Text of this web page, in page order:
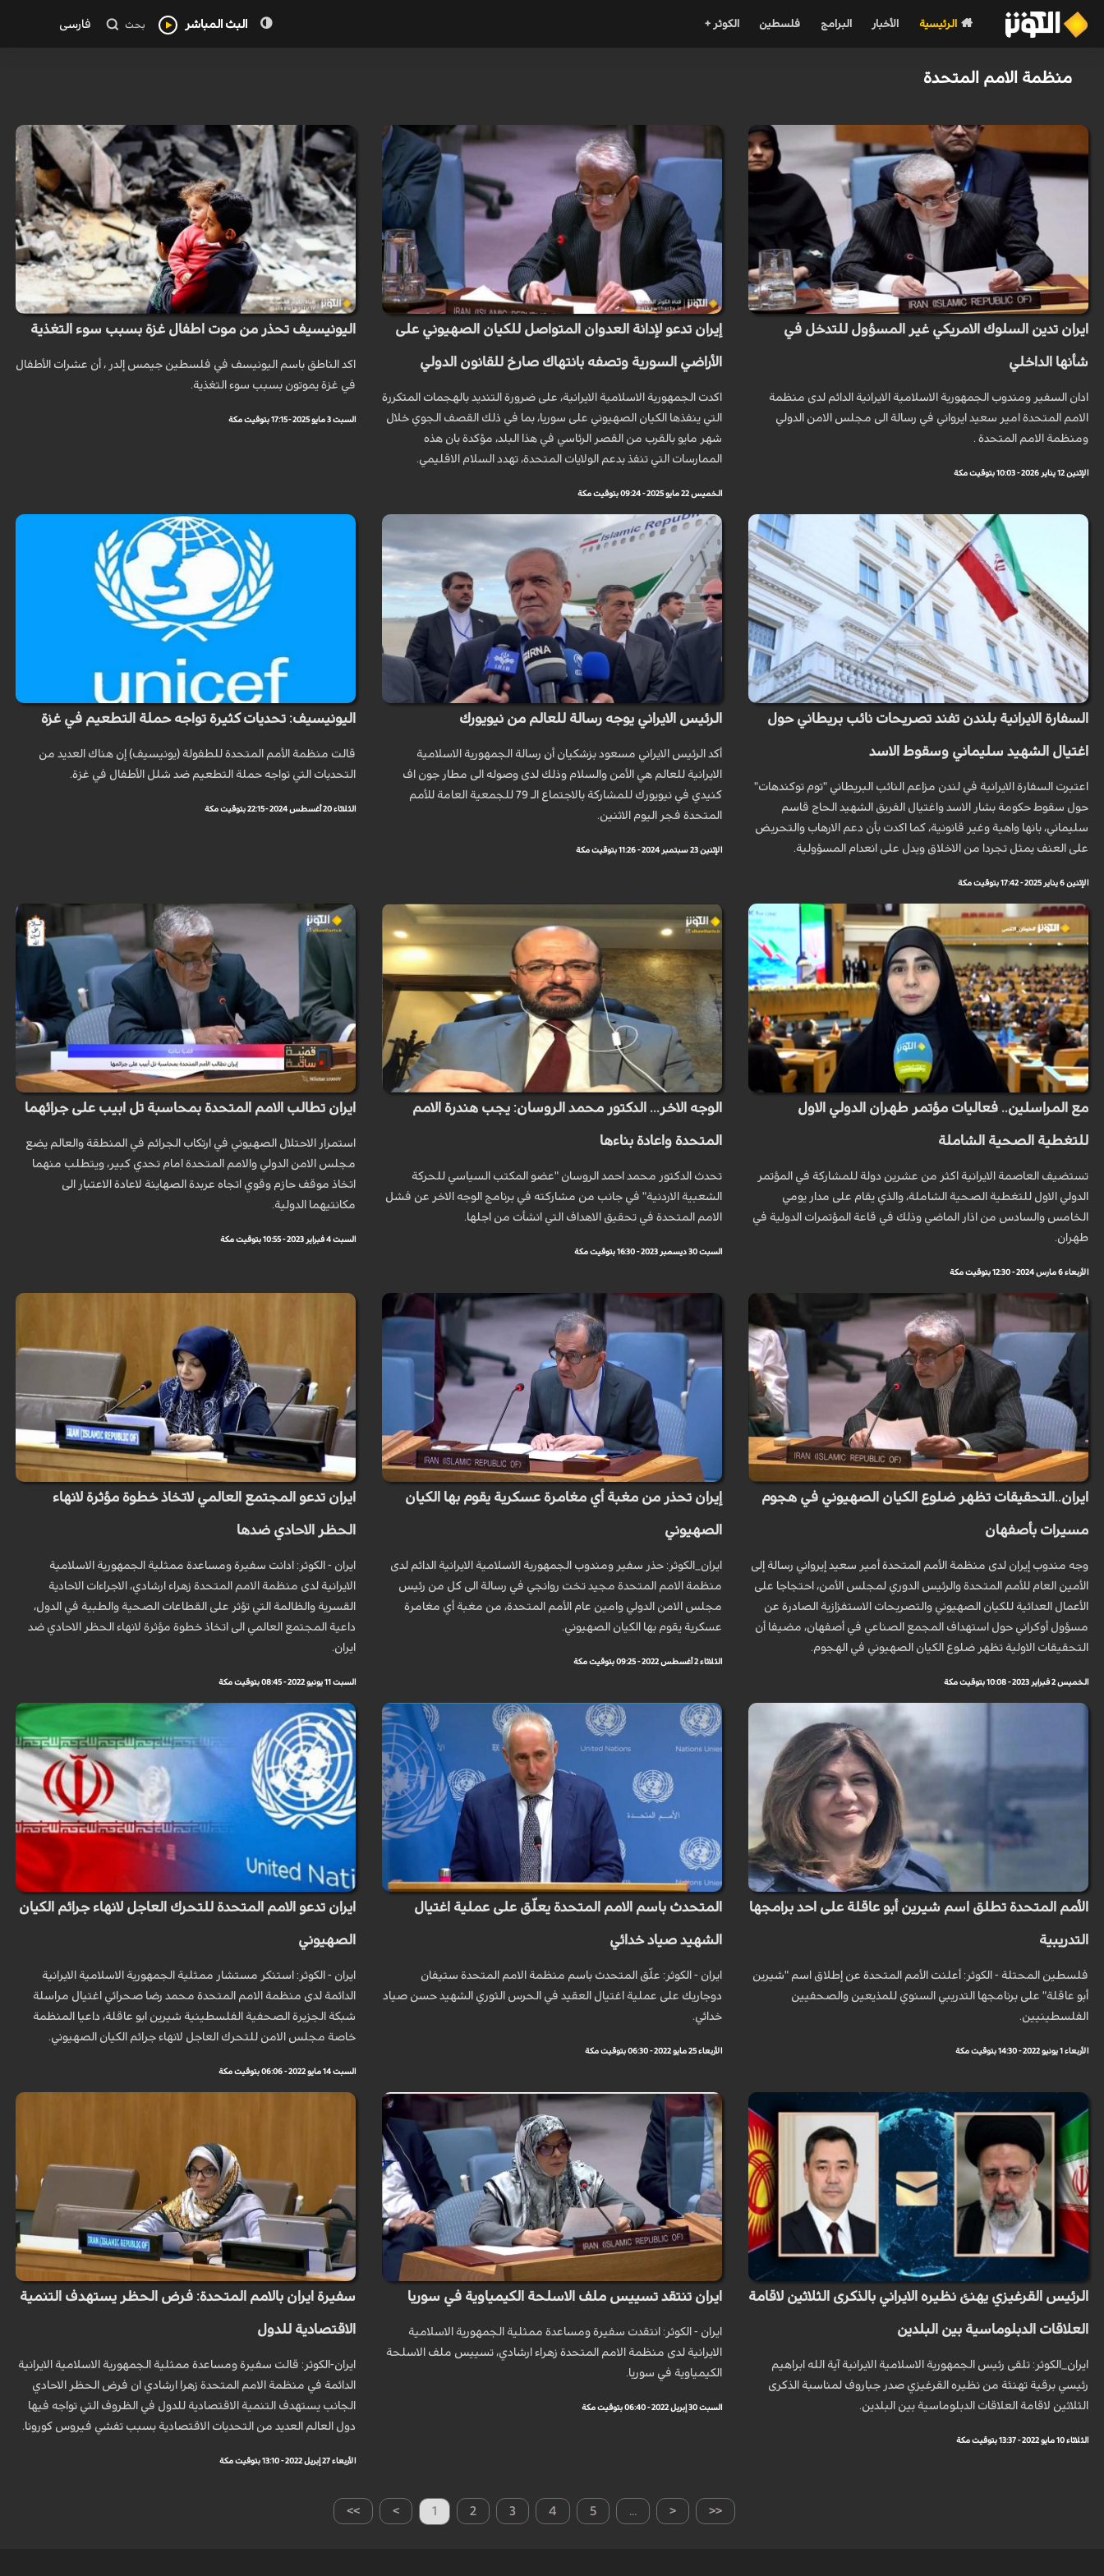
الرئيسية الأخبار البرامج فلسطين الكوثر + البث المباشر بحث فارسی
منظمة الامم المتحدة
ايران تدين السلوك الامريكي غير المسؤول للتدخل في
شأنها الداخلي
ادان السفير ومندوب الجمهورية الاسلامية الايرانية الدائم لدى منظمة
الامم المتحدة امير سعيد ايرواني في رسالة الى مجلس الامن الدولي
ومنظمة الامم المتحدة .
الإثنين 12 يناير 2026 - 10:03 بتوقيت مكة
إيران تدعو لإدانة العدوان المتواصل للكيان الصهيوني على
الأراضي السورية وتصفه بانتهاك صارخ للقانون الدولي
اكدت الجمهورية الاسلامية الايرانية، على ضرورة التنديد بالهجمات المتكررة
التي ينفذها الكيان الصهيوني على سوريا، بما في ذلك القصف الجوي خلال
شهر مايو بالقرب من القصر الرئاسي في هذا البلد، مؤكدة بان هذه
الممارسات التي تنفذ بدعم الولايات المتحدة، تهدد السلام الاقليمي.
الخميس 22 مايو 2025 - 09:24 بتوقيت مكة
اليونيسيف تحذر من موت اطفال غزة بسبب سوء التغذية
اكد الناطق باسم اليونيسف في فلسطين جيمس إلدر ، أن عشرات الأطفال
في غزة يموتون بسبب سوء التغذية.
السبت 3 مايو 2025 - 17:15 بتوقيت مكة
السفارة الايرانية بلندن تفند تصريحات نائب بريطاني حول
اغتيال الشهيد سليماني وسقوط الاسد
اعتبرت السفارة الايرانية في لندن مزاعم النائب البريطاني "توم توكندهات"
حول سقوط حكومة بشار الاسد واغتيال الفريق الشهيد الحاج قاسم
سليماني، بانها واهية وغير قانونية، كما اكدت بأن دعم الارهاب والتحريض
على العنف يمثل تجردا من الاخلاق ويدل على انعدام المسؤولية.
الإثنين 6 يناير 2025 - 17:42 بتوقيت مكة
الرئيس الايراني يوجه رسالة للعالم من نيويورك
أكد الرئيس الايراني مسعود بزشكيان أن رسالة الجمهورية الاسلامية
الايرانية للعالم هي الأمن والسلام وذلك لدى وصوله الى مطار جون اف
كنيدي في نيويورك للمشاركة بالاجتماع الـ 79 للجمعية العامة للأمم
المتحدة فجر اليوم الاثنين.
الإثنين 23 سبتمبر 2024 - 11:26 بتوقيت مكة
اليونيسيف: تحديات كثيرة تواجه حملة التطعيم في غزة
قالت منظمة الأمم المتحدة للطفولة (يونيسيف) إن هناك العديد من
التحديات التي تواجه حملة التطعيم ضد شلل الأطفال في غزة.
الثلاثاء 20 أغسطس 2024 - 22:15 بتوقيت مكة
مع المراسلين.. فعاليات مؤتمر طهران الدولي الاول
للتغطية الصحية الشاملة
تستضيف العاصمة الايرانية اكثر من عشرين دولة للمشاركة في المؤتمر
الدولي الاول للتغطية الصحية الشاملة، والذي يقام على مدار يومي
الخامس والسادس من اذار الماضي وذلك في قاعة المؤتمرات الدولية في
طهران.
الأربعاء 6 مارس 2024 - 12:30 بتوقيت مكة
الوجه الاخر... الدكتور محمد الروسان: يجب هندرة الامم
المتحدة واعادة بناءها
تحدث الدكتور محمد احمد الروسان "عضو المكتب السياسي للحركة
الشعبية الاردنية" في جانب من مشاركته في برنامج الوجه الاخر عن فشل
الامم المتحدة في تحقيق الاهداف التي انشأت من اجلها.
السبت 30 ديسمبر 2023 - 16:30 بتوقيت مكة
ايران تطالب الامم المتحدة بمحاسبة تل ابيب على جرائهما
استمرار الاحتلال الصهيوني في ارتكاب الجرائم في المنطقة والعالم يضع
مجلس الامن الدولي والامم المتحدة امام تحدي كبير، ويتطلب منهما
اتخاذ موقف حازم وقوي اتجاه عربدة الصهاينة لاعادة الاعتبار الى
مكانتيهما الدولية.
السبت 4 فبراير 2023 - 10:55 بتوقيت مكة
ايران..التحقيقات تظهر ضلوع الكيان الصهيوني في هجوم
مسيرات بأصفهان
وجه مندوب إيران لدى منظمة الأمم المتحدة أمير سعيد إيرواني رسالة إلى
الأمين العام للأمم المتحدة والرئيس الدوري لمجلس الأمن، احتجاجا على
الأعمال العدائية للكيان الصهيوني والتصريحات الاستفزازية الصادرة عن
مسؤول أوكراني حول استهداف المجمع الصناعي في أصفهان، مضيفا أن
التحقيقات الاولية تظهر ضلوع الكيان الصهيوني في الهجوم.
الخميس 2 فبراير 2023 - 10:08 بتوقيت مكة
إيران تحذر من مغبة أي مغامرة عسكرية يقوم بها الكيان
الصهيوني
ايران_الكوثر: حذر سفير ومندوب الجمهورية الاسلامية الايرانية الدائم لدى
منظمة الامم المتحدة مجيد تخت روانجي في رسالة الى كل من رئيس
مجلس الامن الدولي وامين عام الأمم المتحدة، من مغبة أي مغامرة
عسكرية يقوم بها الكيان الصهيوني.
الثلاثاء 2 أغسطس 2022 - 09:25 بتوقيت مكة
ايران تدعو المجتمع العالمي لاتخاذ خطوة مؤثرة لانهاء
الحظر الاحادي ضدها
ايران - الكوثر: ادانت سفيرة ومساعدة ممثلية الجمهورية الاسلامية
الايرانية لدى منظمة الامم المتحدة زهراء ارشادي، الاجراءات الاحادية
القسرية والظالمة التي تؤثر على القطاعات الصحية والطبية في الدول،
داعية المجتمع العالمي الى اتخاذ خطوة مؤثرة لانهاء الحظر الاحادي ضد
ايران.
السبت 11 يونيو 2022 - 08:45 بتوقيت مكة
الأمم المتحدة تطلق اسم شيرين أبو عاقلة على احد برامجها
التدريبية
فلسطين المحتلة - الكوثر: أعلنت الأمم المتحدة عن إطلاق اسم "شيرين
أبو عاقلة" على برنامجها التدريبي السنوي للمذيعين والصحفيين
الفلسطينيين.
الأربعاء 1 يونيو 2022 - 14:30 بتوقيت مكة
المتحدث باسم الامم المتحدة يعلّق على عملية اغتيال
الشهيد صياد خدائي
ايران - الكوثر: علّق المتحدث باسم منظمة الامم المتحدة ستيفان
دوجاريك على عملية اغتيال العقيد في الحرس الثوري الشهيد حسن صياد
خدائي.
الأربعاء 25 مايو 2022 - 06:30 بتوقيت مكة
ايران تدعو الامم المتحدة للتحرك العاجل لانهاء جرائم الكيان
الصهيوني
ايران - الكوثر: استنكر مستشار ممثلية الجمهورية الاسلامية الايرانية
الدائمة لدى منظمة الامم المتحدة محمد رضا صحرائي اغتيال مراسلة
شبكة الجزيرة الصحفية الفلسطينية شيرين ابو عاقلة، داعيا المنظمة
خاصة مجلس الامن للتحرك العاجل لانهاء جرائم الكيان الصهيوني.
السبت 14 مايو 2022 - 06:06 بتوقيت مكة
الرئيس القرغيزي يهنئ نظيره الايراني بالذكرى الثلاثين لاقامة
العلاقات الدبلوماسية بين البلدين
ايران_الكوثر: تلقى رئيس الجمهورية الاسلامية الايرانية آية الله ابراهيم
رئيسي برقية تهنئة من نظيره القرغيزي صدر جباروف لمناسبة الذكرى
الثلاثين لاقامة العلاقات الدبلوماسية بين البلدين.
الثلاثاء 10 مايو 2022 - 13:37 بتوقيت مكة
ايران تنتقد تسييس ملف الاسلحة الكيمياوية في سوريا
ايران - الكوثر: انتقدت سفيرة ومساعدة ممثلية الجمهورية الاسلامية
الايرانية لدى منظمة الامم المتحدة زهراء ارشادي، تسييس ملف الاسلحة
الكيمياوية في سوريا.
السبت 30 إبريل 2022 - 06:40 بتوقيت مكة
سفيرة ايران بالامم المتحدة: فرض الحظر يستهدف التنمية
الاقتصادية للدول
ايران-الكوثر: قالت سفيرة ومساعدة ممثلية الجمهورية الاسلامية الايرانية
الدائمة في منظمة الامم المتحدة زهرا ارشادي ان فرض الحظر الاحادي
الجانب يستهدف التنمية الاقتصادية للدول في الظروف التي تواجه فیها
دول العالم العديد من التحديات الاقتصادية بسبب تفشي فيروس كورونا.
الأربعاء 27 إبريل 2022 - 13:10 بتوقيت مكة
>> > 1 2 3 4 5 ... < <<